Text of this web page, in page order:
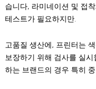
습니다, 라미네이션 및 접
테스트가 필요하지만.
고품질 생산에, 프린터는
보장하기 위해 검사를 실
하는 브랜드의 경우 특히